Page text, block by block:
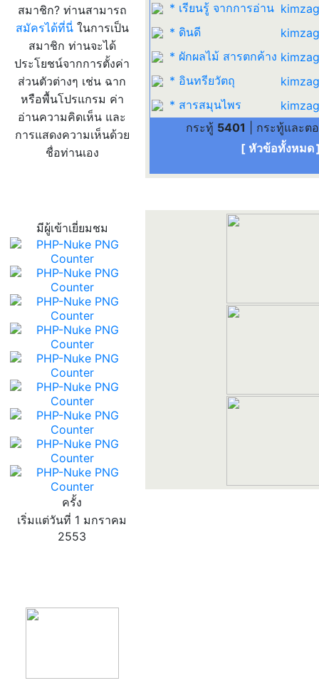
สมาชิก? ท่านสามารถ
สมัครได้ที่นี่ในการเป็น
สมาชิก ท่านจะได้
ประโยชน์จากการตั้งค่า
ส่วนตัวต่างๆ เช่น ฉาก
หรือพื้นโปรแกรม ค่า
อ่านความคิดเห็น และ
การแสดงความเห็นด้วย
ชื่อท่านเอง
มีผู้เข้าเยี่ยมชม
ครั้ง
เริ่มแต่วันที่ 1 มกราคม
2553
* เรียนรู้ จากการอ่าน
* ดินดี
* ผักผลไม้ สารตกค้าง
* อินทรียวัตถุ
* สารสมุนไพร
กระทู้ 5401 | กระทู้และต
[ หัวข้อทั้งหมด